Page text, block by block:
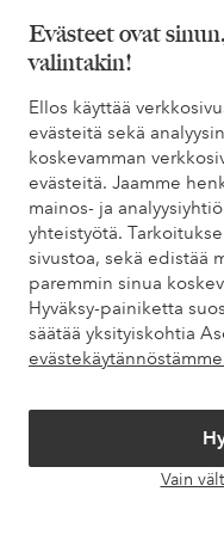
Evästeet ovat
valintakin!
Ellos käyttää
evästeitä sekä
koskevamman
evästeitä. Jaamme
mainos- ja
yhteistyötä.
sivustoa, sekä edistää
paremmin sinua
Hyväksy-painiketta
säätää yksityiskohtia
Vain
Tarvitsetko apua?
Löydät vastaukset
kysytyistä kysymyksistä.
meihin yhteyttä.
Asiakaspalvelu
Omat sivut